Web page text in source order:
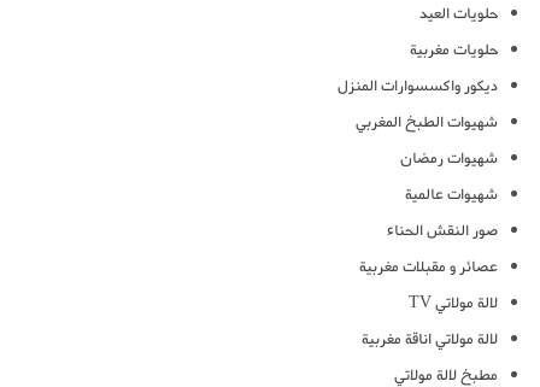
حلويات العيد
حلويات مغربية
ديكور واكسسوارات المنزل
شهيوات الطبخ المغربي
شهيوات رمضان
شهيوات عالمية
صور النقش الحناء
عصائر و مقبلات مغربية
لالة مولاتي TV
لالة مولاتي اناقة مغربية
مطبخ لالة مولاتي